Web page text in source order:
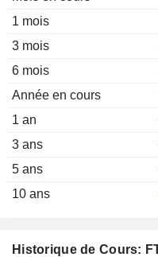
1 mois
3 mois
6 mois
Année en cours
1 an
3 ans
5 ans
10 ans
Historique de Cours: